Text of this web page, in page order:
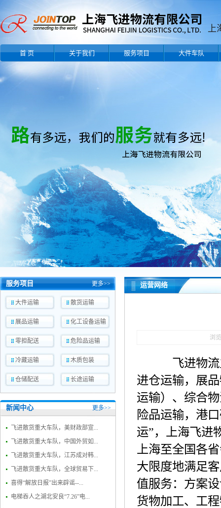
首 页 关于我们 服务项目 大件车队
服务项目 更多>>
大件运输 散货运输
展品运输 化工设备运输
零担配送 危险品运输
冷藏运输 木质包装
仓储配送 长途运输
新闻中心 更多>>
飞进散货重大车队，美财政部宣...
飞进散货重大车队，中国外贸如...
飞进散货重大车队，江苏成对韩...
飞进散货重大车队，全球贸易下...
喜得“解放日报”出来辟谣--...
电梯吞人之湖北安良“7.26”电...
运营网络
浏
飞进物
进仓运输，展
运输）、综合
险品运输，港
运”，上海飞进
上海至全国各
大限度地满足
值服务：方案
货物加工、工